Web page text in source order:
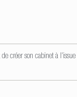
créer son cabinet à